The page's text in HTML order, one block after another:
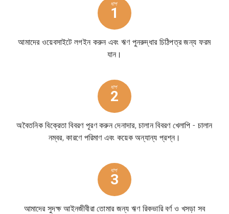
ধাপ
1
আমাদের ওয়েবসাইটে লগইন করুন এবং ঋণ পুনরুদ্ধার চিঠিপত্র জন্য ফরম
যান।
ধাপ
2
অবৈতনিক বিক্রেতা বিবরণ পূরণ করুন দেনাদার, চালান বিবরণ খেলাপি - চালান
নম্বর, কারণে পরিমাণ এবং কয়েক অন্যান্য প্রশ্ন।
ধাপ
3
আমাদের সুদক্ষ আইনজীবীরা তোমার জন্য ঋণ রিকভারি বর্ণ ও খসড়া সব